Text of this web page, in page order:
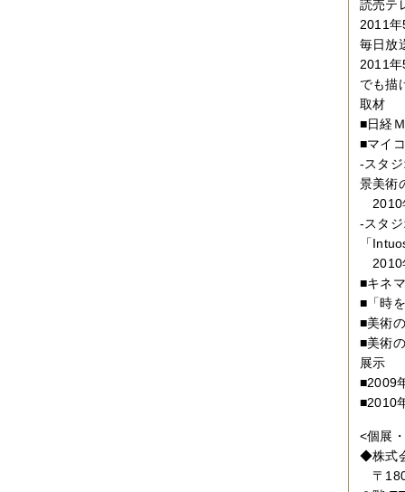
読売テ
2011
毎日放
2011
でも描
取材
■日経
■マイ
-スタ
景美術
2010
-スタ
「
2010
■キネ
■「時
■美術
■美術
展示
■2009
■2010
<個展
◆株式
〒